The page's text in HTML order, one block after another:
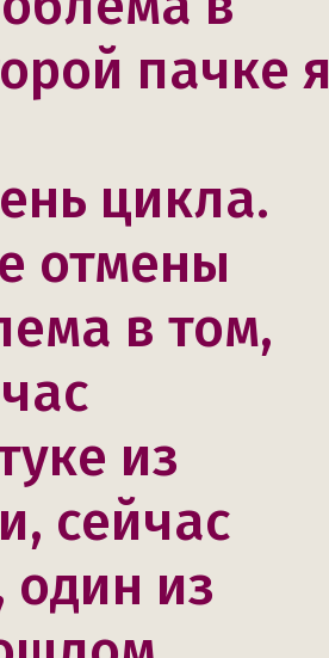
пачке я
цикла.
отмены
в том,
из
сейчас
один из